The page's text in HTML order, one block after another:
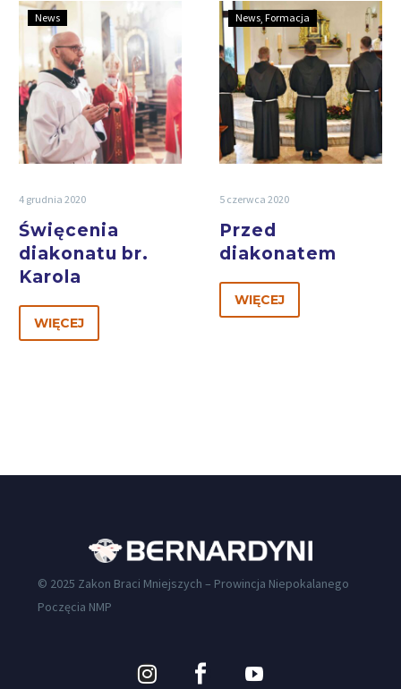
News
4 grudnia 2020
Święcenia
diakonatu br.
Karola
WIĘCEJ
News Formacja
5 czerwca 2020
Przed
diakonatem
WIĘCEJ
© 2025 Zakon Braci Mniejszych – Prowincja Niepokalanego
Poczęcia NMP